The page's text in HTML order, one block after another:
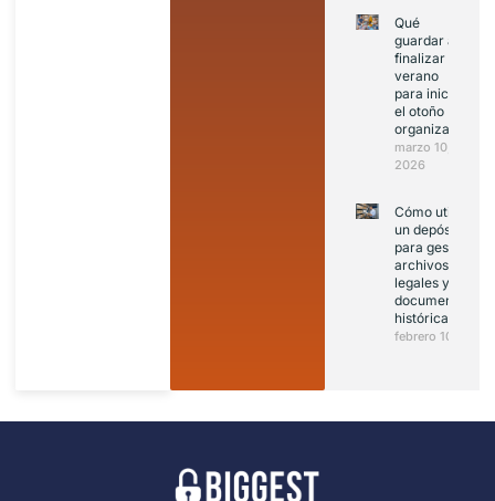
Qué
guardar al
finalizar el
verano
para iniciar
el otoño
organizado
marzo 10,
2026
Cómo utilizar
un depósito
para gestionar
archivos
legales y
documentación
histórica
febrero 10, 2026